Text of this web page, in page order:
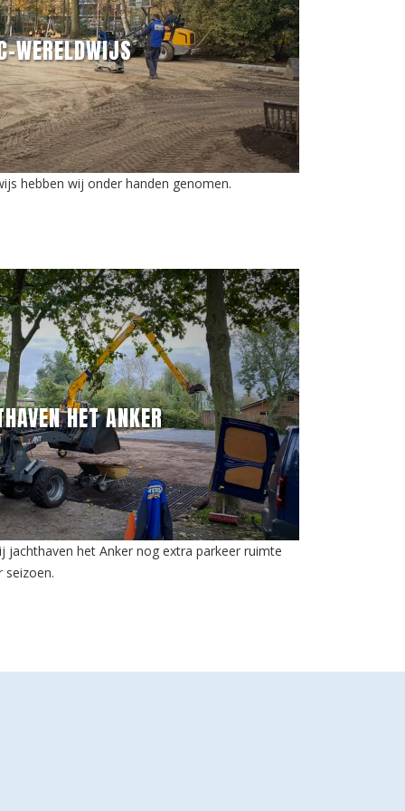
WERELDWIJS
hebben wij onder handen genomen.
HET ANKER
het Anker nog extra parkeer ruimte
seizoen.